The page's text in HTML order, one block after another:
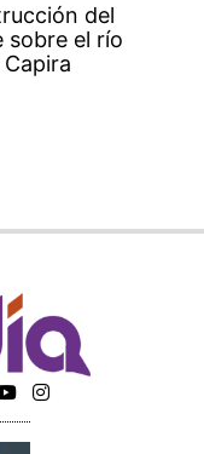
del
sobre el río